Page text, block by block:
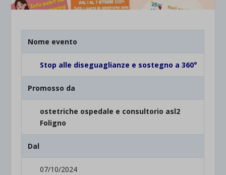
Nome evento
Stop alle diseguaglianze e sostegno a 360°
Promosso da
ostetriche ospedale e consultorio asl2
Foligno
Dal
07/10/2024